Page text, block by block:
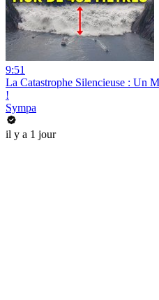
9:51
La Catastrophe Silencieuse : Un
!
Sympa
il y a 1 jour